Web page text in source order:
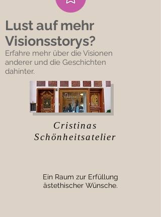
Lust auf mehr
Visionsstorys?
Erfahre mehr über die Visionen
anderer und die Geschichten
dahinter.
Cristinas
Schönheitsatelier
Ein Raum zur Erfüllung
ästethischer Wünsche.